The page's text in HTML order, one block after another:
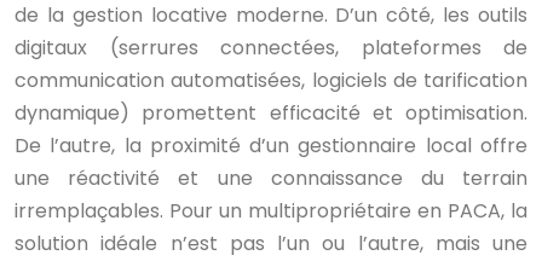
de la gestion locative moderne. D’un côté, les outils
digitaux (serrures connectées, plateformes de
communication automatisées, logiciels de tarification
dynamique) promettent efficacité et optimisation.
De l’autre, la proximité d’un gestionnaire local offre
une réactivité et une connaissance du terrain
irremplaçables. Pour un multipropriétaire en PACA, la
solution idéale n’est pas l’un ou l’autre, mais une